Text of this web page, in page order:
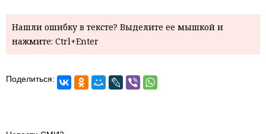
Нашли ошибку в тексте? Выделите ее мышкой и
нажмите: Ctrl+Enter
Поделиться: